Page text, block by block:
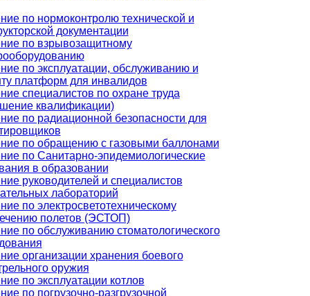
по нормоконтролю технической и
документации
по взрывозащитному
по эксплуатации, обслуживанию и
платформ для инвалидов
специалистов по охране труда
квалификации)
по радиационной безопасности для
по обращению с газовыми баллонами
по Санитарно-эпидемиологические
в образовании
руководителей и специалистов
лабораторий
по электросветотехническому
полетов (ЭСТОП)
по обслуживанию стоматологического
организации хранения боевого
оружия
по эксплуатации котлов
по погрузочно-разгрузочной